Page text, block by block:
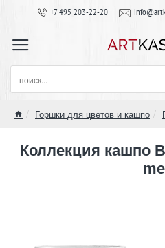
+7 495 203-22-20
поиск...
Горшки для цветов и кашпо
Коллекция кашпо
me